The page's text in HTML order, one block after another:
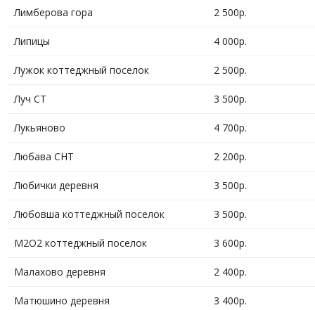
Лимберова гора 2 500р.
Липицы 4 000р.
Лужок коттеджный поселок 2 500р.
Луч СТ 3 500р.
Лукьяново 4 700р.
Любава СНТ 2 200р.
Любички деревня 3 500р.
Любовша коттеджный поселок 3 500р.
М2О2 коттеджный поселок 3 600р.
Малахово деревня 2 400р.
Матюшино деревня 3 400р.